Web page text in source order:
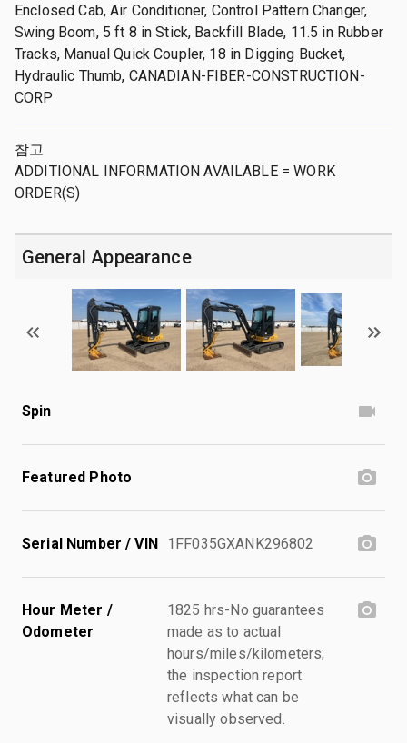
Enclosed Cab, Air Conditioner, Control Pattern Changer,
Swing Boom, 5 ft 8 in Stick, Backfill Blade, 11.5 in Rubber
Tracks, Manual Quick Coupler, 18 in Digging Bucket,
Hydraulic Thumb, CANADIAN-FIBER-CONSTRUCTION-
CORP
참고
ADDITIONAL INFORMATION AVAILABLE = WORK
ORDER(S)
General Appearance
Spin
Featured Photo
Serial Number / VIN 1FF035GXANK296802
Hour Meter /
Odometer
1825 hrs-No guarantees
made as to actual
hours/miles/kilometers;
the inspection report
reflects what can be
visually observed.